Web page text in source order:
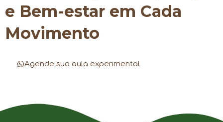
e Bem-estar em Cada
Movimento
Agende sua aula experimental